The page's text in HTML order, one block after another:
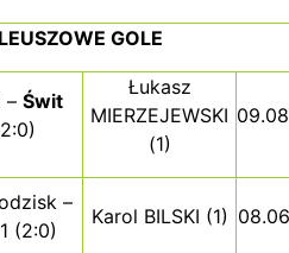
GOLE
– Świt
Łukasz
MIERZEJEWSKI
(1)
–
(2:0)
Karol BILSKI (1)